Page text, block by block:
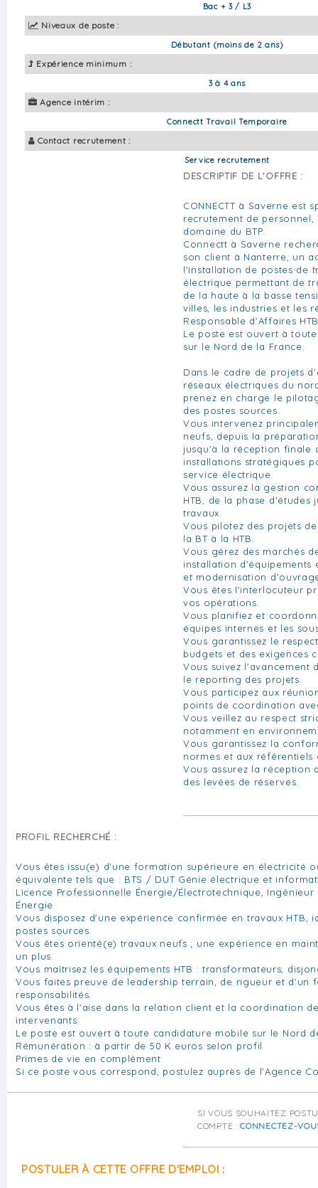
Bac + 3 / L3
Niveaux de poste :
Débutant (moins de 2 ans)
Expérience minimum :
3 à 4 ans
Agence intérim :
Connectt Travail Temporaire
Contact recrutement :
Service recrutement
DESCRIPTIF DE L'OFFRE :
CONNECTT à Saverne est
recrutement de personnel,
domaine du BTP.
Connectt à Saverne
son client à Nanterre, un
l'installation de postes de
électrique permettant de
de la haute à la basse
villes, les industries et les
Responsable d'Affaires
Le poste est ouvert à
sur le Nord de la France.
Dans le cadre de projets
réseaux électriques du
prenez en charge le
des postes sources.
Vous intervenez
neufs, depuis la
jusqu'à la réception finale
installations stratégiques
service électrique.
Vous assurez la gestion
HTB, de la phase d'études
travaux.
Vous pilotez des projets
la BT à la HTB.
Vous gérez des marchés
installation d'équipements
et modernisation
Vous êtes l'interlocuteur
vos opérations.
Vous planifiez et
équipes internes et les
Vous garantissez le
budgets et des exigences
Vous suivez l'avancement
le reporting des projets.
Vous participez aux
points de coordination
Vous veillez au respect
notamment en
Vous garantissez la
normes et aux référentiels
Vous assurez la réception
des levées de réserves.
PROFIL RECHERCHÉ :
Vous êtes issu(e) d'une formation supérieure en électricité
équivalente tels que : BTS / DUT Génie électrique et
Licence Professionnelle Énergie/Électrotechnique,
Énergie
Vous disposez d'une expérience confirmée en travaux HTB,
postes sources.
Vous êtes orienté(e) travaux neufs ; une expérience en
un plus.
Vous maîtrisez les équipements HTB : transformateurs,
Vous faites preuve de leadership terrain, de rigueur et d'un
responsabilités.
Vous êtes à l'aise dans la relation client et la coordination
intervenants.
Le poste est ouvert à toute candidature mobile sur le Nord
Rémunération : à partir de 50 K euros selon profil
Primes de vie en complément
Si ce poste vous correspond, postulez auprès de l'Agence
SI VOUS SOUHAITEZ
COMPTE :CONNECTEZ-
POSTULER À CETTE OFFRE D'EMPLOI :